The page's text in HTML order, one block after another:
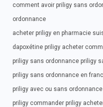
comment avoir priligy sans
ordonnance
acheter priligy en pharmacie
dapoxétine priligy acheter
priligy sans ordonnance priligy
priligy sans ordonnance en
priligy avec ou sans
priligy commander priligy